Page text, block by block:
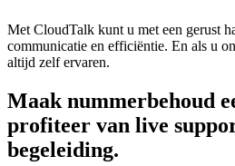
Met CloudTalk kunt u met een gerust
communicatie en efficiëntie. En als u
altijd zelf ervaren.
Maak nummerbehoud
profiteer van live
begeleiding.